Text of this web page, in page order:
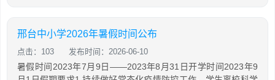
邢台中小学2026年暑假时间公布
点击：103 发布时间：2026-06-10
暑假时间2023年7月9日——2023年8月31日开学时间2023年9